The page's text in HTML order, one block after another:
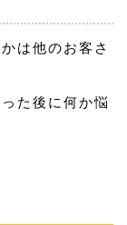
は他のお客さ
った後に何か悩